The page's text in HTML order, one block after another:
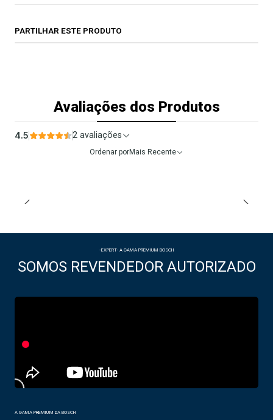
PARTILHAR ESTE PRODUTO
Avaliações dos Produtos
4.5 2 avaliações
Ordenar porMais Recente
-EXPERT- A GAMA PREMIUM BOSCH
SOMOS REVENDEDOR AUTORIZADO
A GAMA PREMIUM DA BOSCH